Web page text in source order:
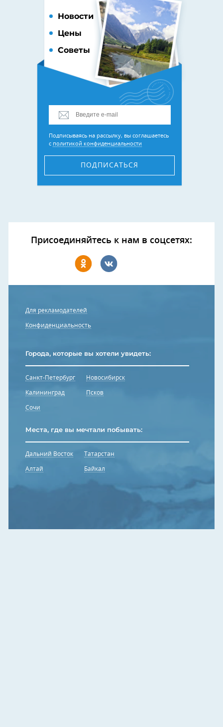
Новости
Цены
Советы
Подписываясь на рассылку, вы соглашаетесь
с политикой конфиденциальности
ПОДПИСАТЬСЯ
Присоединяйтесь к нам в соцсетях:
Для рекламодателей
Конфиденциальность
Города, которые вы хотели увидеть:
Санкт-Петербург
Калининград
Сочи
Новосибирск
Псков
Места, где вы мечтали побывать:
Дальний Восток
Алтай
Татарстан
Байкал